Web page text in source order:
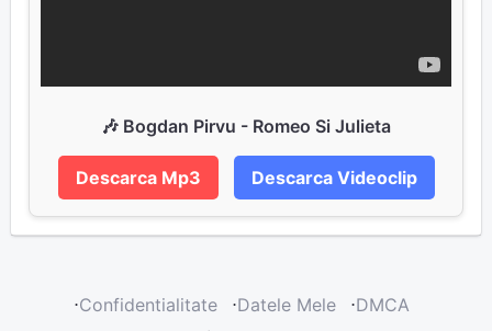
🎶 Bogdan Pirvu - Romeo Si Julieta
Descarca Mp3 Descarca Videoclip
⋅Confidentialitate ⋅Datele Mele ⋅DMCA